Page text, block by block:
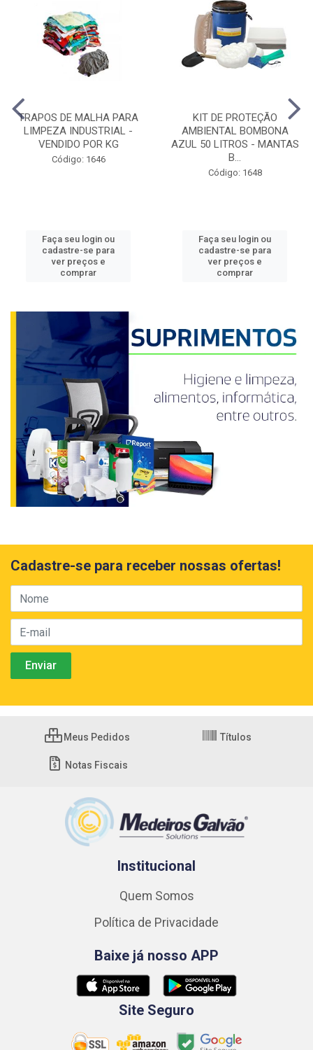
TRAPOS DE MALHA PARA
LIMPEZA INDUSTRIAL -
VENDIDO POR KG
Código: 1646
Faça seu login ou
cadastre-se para
ver preços e
comprar
KIT DE PROTEÇÃO
AMBIENTAL BOMBONA
AZUL 50 LITROS - MANTAS
B...
Código: 1648
Faça seu login ou
cadastre-se para
ver preços e
comprar
Cadastre-se para receber nossas ofertas!
Meus Pedidos Títulos
Notas Fiscais
Institucional
Quem Somos
Política de Privacidade
Baixe já nosso APP
Site Seguro